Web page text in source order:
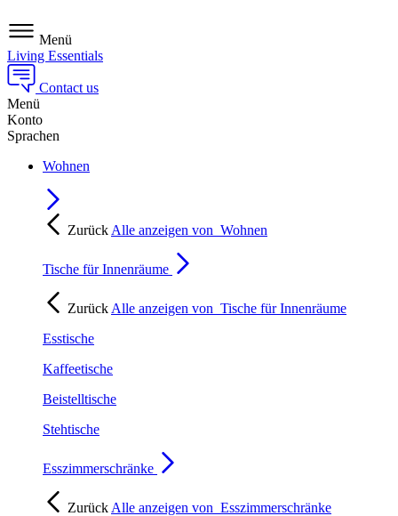
Menü
Living Essentials
Contact us
Menü
Konto
Sprachen
Wohnen
Zurück Alle anzeigen von Wohnen
Tische für Innenräume
Zurück Alle anzeigen von Tische für Innenräume
Esstische
Kaffeetische
Beistelltische
Stehtische
Esszimmerschränke
Zurück Alle anzeigen von Esszimmerschränke